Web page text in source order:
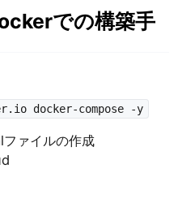
での構築手
docker-compose -y
ァイルの作成